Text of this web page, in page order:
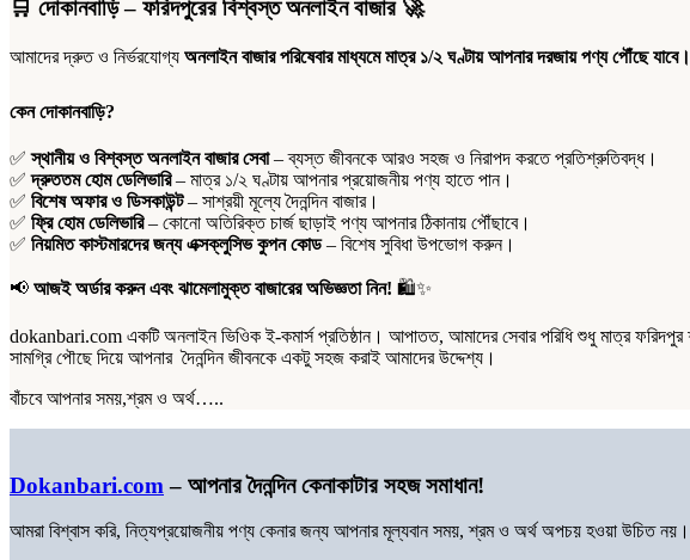
🛒 দোকানবাড়ি – ফরিদপুরের বিশ্বস্ত অনলাইন বাজার🚀
আমাদের দ্রুত ও নির্ভরযোগ্য অনলাইন বাজার পরিষেবার মাধ্যমে মাত্র ১/২ ঘণ্টায় আপনার দরজায় পণ্য পৌঁছে যাবে।
কেন দোকানবাড়ি?
✅স্থানীয় ও বিশ্বস্ত অনলাইন বাজার সেবা– ব্যস্ত জীবনকে আরও সহজ ও নিরাপদ করতে প্রতিশ্রুতিবদ্ধ।
✅দ্রুততম হোম ডেলিভারি– মাত্র ১/২ ঘণ্টায় আপনার প্রয়োজনীয় পণ্য হাতে পান।
✅ বিশেষ অফার ও ডিসকাউন্ট– সাশ্রয়ী মূল্যে দৈনন্দিন বাজার।
✅ ফ্রি হোম ডেলিভারি– কোনো অতিরিক্ত চার্জ ছাড়াই পণ্য আপনার ঠিকানায় পৌঁছাবে।
✅ নিয়মিত কাস্টমারদের জন্য এক্সক্লুসিভ কুপন কোড– বিশেষ সুবিধা উপভোগ করুন।
📢 আজই অর্ডার করুন এবং ঝামেলামুক্ত বাজারের অভিজ্ঞতা নিন! 🛍️✨
dokanbari.com একটি অনলাইন ভিওিক ই-কমার্স প্রতিষ্ঠান। আপাতত, আমাদের সেবার পরিধি শুধু মাত্র
সামগ্রি পৌছে দিয়ে আপনার দৈনন্দিন জীবনকে একটু সহজ করাই আমাদের উদ্দেশ্য।
বাঁচবে আপনার সময়,শ্রম ও অর্থ…..
Dokanbari.com – আপনার দৈনন্দিন কেনাকাটার সহজ সমাধান!
আমরা বিশ্বাস করি, নিত্যপ্রয়োজনীয় পণ্য কেনার জন্য আপনার মূল্যবান সময়, শ্রম ও অর্থ অপচয় হওয়া উচিত